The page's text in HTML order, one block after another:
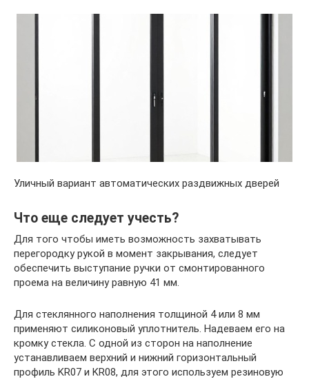
Уличный вариант автоматических раздвижных дверей
Что еще следует учесть?
Для того чтобы иметь возможность захватывать
перегородку рукой в момент закрывания, следует
обеспечить выступание ручки от смонтированного
проема на величину равную 41 мм.
Для стеклянного наполнения толщиной 4 или 8 мм
применяют силиконовый уплотнитель. Надеваем его на
кромку стекла. С одной из сторон на наполнение
устанавливаем верхний и нижний горизонтальный
профиль KR07 и KR08, для этого используем резиновую